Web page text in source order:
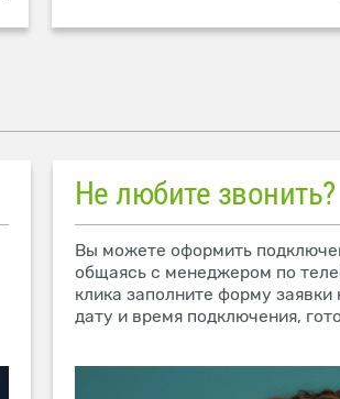
Не любите звонить?
Вы можете оформить
общаясь с менеджером по
клика заполните форму заявки
дату и время подключения,